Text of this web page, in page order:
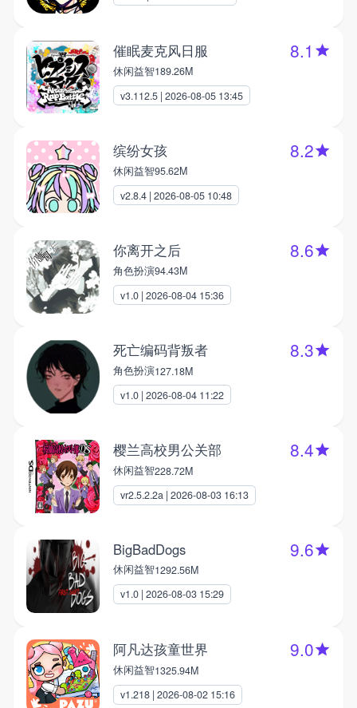
催眠麦克风日服
休闲益智189.26M
v3.112.5 | 2026-08-05 13:45
8.1
缤纷女孩
休闲益智95.62M
v2.8.4 | 2026-08-05 10:48
8.2
你离开之后
角色扮演94.43M
v1.0 | 2026-08-04 15:36
8.6
死亡编码背叛者
角色扮演127.18M
v1.0 | 2026-08-04 11:22
8.3
樱兰高校男公关部
休闲益智228.72M
vr2.5.2.2a | 2026-08-03 16:13
8.4
BigBadDogs
休闲益智1292.56M
v1.0 | 2026-08-03 15:29
9.6
阿凡达孩童世界
休闲益智1325.94M
v1.218 | 2026-08-02 15:16
9.0